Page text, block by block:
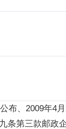
、2009年4
条第三款邮